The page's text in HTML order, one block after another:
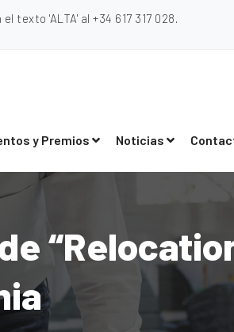
texto 'ALTA' al +34 617 317 028.
y Premios Noticias